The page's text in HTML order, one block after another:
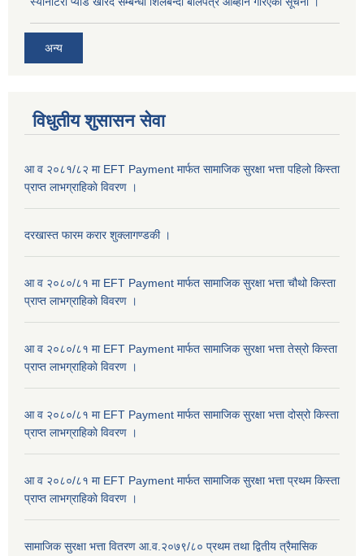
अन्य
विधुतीय शुसासन सेवा
आ व २०८१/८२ मा EFT Payment मार्फत सामाजिक सुरक्षा भत्ता पहिलो किस्ता
प्राप्त लाभग्राहिकाे विवरण ।
दरखास्त फारम करार शुक्लागण्डकी ।
आ व २०८०/८१ मा EFT Payment मार्फत सामाजिक सुरक्षा भत्ता चौथो किस्ता
प्राप्त लाभग्राहिकाे विवरण ।
आ व २०८०/८१ मा EFT Payment मार्फत सामाजिक सुरक्षा भत्ता तेस्रो किस्ता
प्राप्त लाभग्राहिकाे विवरण ।
आ व २०८०/८१ मा EFT Payment मार्फत सामाजिक सुरक्षा भत्ता दोस्रो किस्ता
प्राप्त लाभग्राहिकाे विवरण ।
आ व २०८०/८१ मा EFT Payment मार्फत सामाजिक सुरक्षा भत्ता प्रथम किस्ता
प्राप्त लाभग्राहिकाे विवरण ।
सामाजिक सुरक्षा भत्ता वितरण आ.व.२०७९/८० प्रथम तथा द्वितीय त्रैमासिक